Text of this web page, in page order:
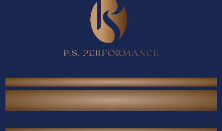
P.S. Performance Co., Ltd.
38/567 Thai Raman Rd., Sam Wa Tawan Tok,
Khlong Sam Wa, Bangkok 10510 Thailand.